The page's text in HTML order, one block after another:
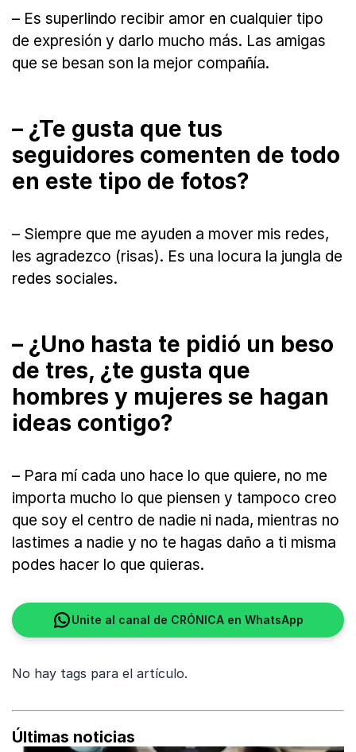
– Es superlindo recibir amor en cualquier tipo
de expresión y darlo mucho más. Las amigas
que se besan son la mejor compañía.
– ¿Te gusta que tus
seguidores comenten de todo
en este tipo de fotos?
– Siempre que me ayuden a mover mis redes,
les agradezco (risas). Es una locura la jungla de
redes sociales.
– ¿Uno hasta te pidió un beso
de tres, ¿te gusta que
hombres y mujeres se hagan
ideas contigo?
– Para mí cada uno hace lo que quiere, no me
importa mucho lo que piensen y tampoco creo
que soy el centro de nadie ni nada, mientras no
lastimes a nadie y no te hagas daño a ti misma
podes hacer lo que quieras.
Unite al canal de CRÓNICA en WhatsApp
No hay tags para el artículo.
Últimas noticias